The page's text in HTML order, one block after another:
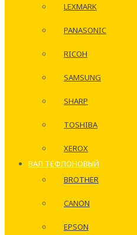
LEXMARK
PANASONIC
RICOH
SAMSUNG
SHARP
TOSHIBA
XEROX
ВАЛ ТЕФЛОНОВЫЙ
BROTHER
CANON
EPSON